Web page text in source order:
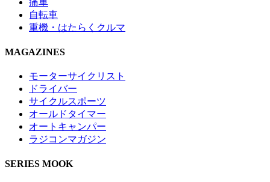
自転車
重機・はたらくクルマ
MAGAZINES
モーターサイクリスト
ドライバー
サイクルスポーツ
オールドタイマー
オートキャンパー
ラジコンマガジン
SERIES MOOK